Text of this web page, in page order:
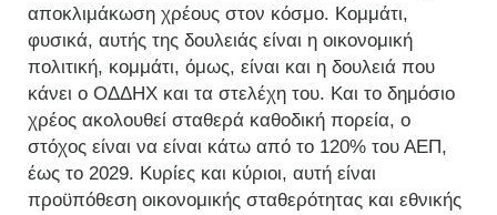
αποκλιμάκωση χρέους στον κόσμο. Κομμάτι,
φυσικά, αυτής της δουλειάς είναι η οικονομική
πολιτική, κομμάτι, όμως, είναι και η δουλειά που
κάνει ο ΟΔΔΗΧ και τα στελέχη του. Και το δημόσιο
χρέος ακολουθεί σταθερά καθοδική πορεία, ο
στόχος είναι να είναι κάτω από το 120% του ΑΕΠ,
έως το 2029. Κυρίες και κύριοι, αυτή είναι
προϋπόθεση οικονομικής σταθερότητας και εθνικής